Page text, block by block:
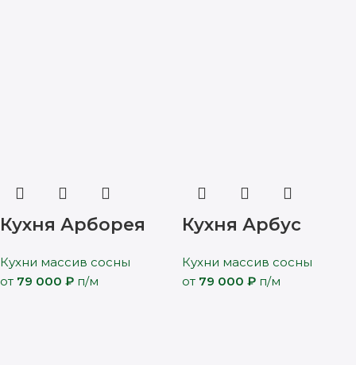
Кухня Арборея
Кухни массив сосны
от 79 000 ₽ п/м
Кухня Арбус
Кухни массив сосны
от 79 000 ₽ п/м